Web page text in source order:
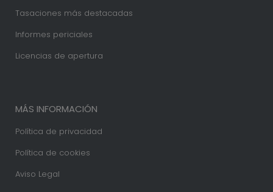
Tasaciones más destacadas
Informes periciales
Licencias de apertura
MÁS INFORMACIÓN
Política de privacidad
Política de cookies
Aviso Legal